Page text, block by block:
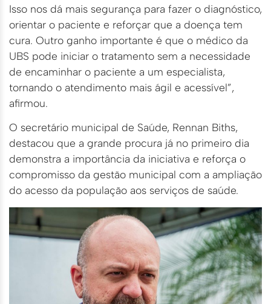
Isso nos dá mais segurança para fazer o diagnóstico,
orientar o paciente e reforçar que a doença tem
cura. Outro ganho importante é que o médico da
UBS pode iniciar o tratamento sem a necessidade
de encaminhar o paciente a um especialista,
tornando o atendimento mais ágil e acessível”,
afirmou.
O secretário municipal de Saúde, Rennan Biths,
destacou que a grande procura já no primeiro dia
demonstra a importância da iniciativa e reforça o
compromisso da gestão municipal com a ampliação
do acesso da população aos serviços de saúde.